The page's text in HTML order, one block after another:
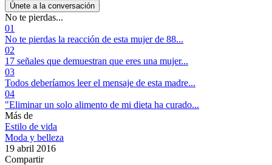
Únete a la conversación
No te pierdas...
01
No te pierdas la reacción de esta mujer de 88...
02
17 señales que demuestran que eres una mujer...
03
Todos deberíamos leer el mensaje de esta madre...
04
"Eliminar un solo alimento de mi dieta ha curado...
Más de
Estilo de vida
Moda y belleza
19 abril 2016
Compartir